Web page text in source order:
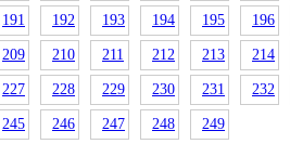
191 192 193 194 195 196
209 210 211 212 213 214
227 228 229 230 231 232
245 246 247 248 249